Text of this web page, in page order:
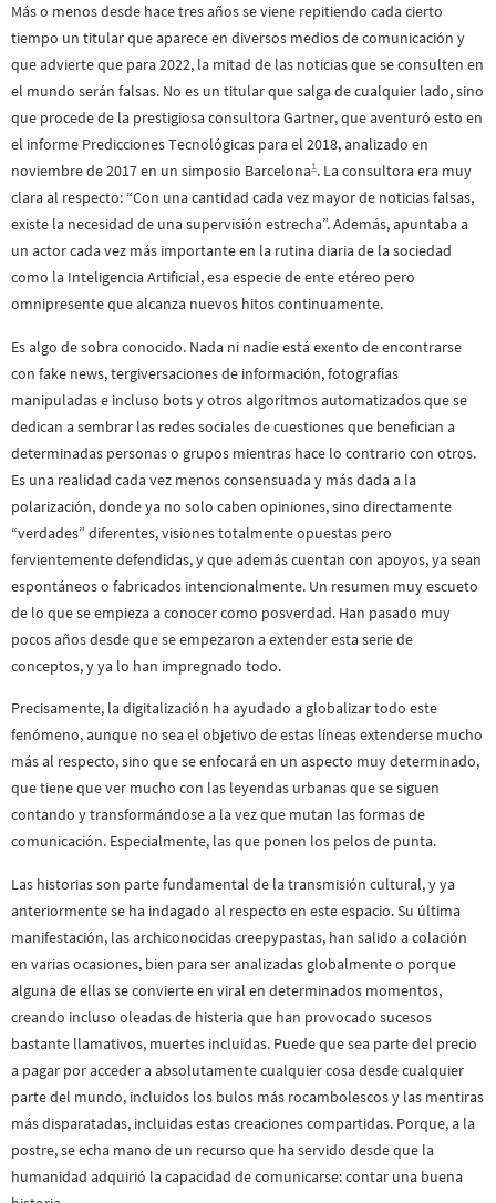
Más o menos desde hace tres años se viene repitiendo cada cierto
tiempo un titular que aparece en diversos medios de comunicación y
que advierte que para 2022, la mitad de las noticias que se consulten en
el mundo serán falsas. No es un titular que salga de cualquier lado, sino
que procede de la prestigiosa consultora Gartner, que aventuró esto en
el informe Predicciones Tecnológicas para el 2018, analizado en
noviembre de 2017 en un simposio Barcelona1. La consultora era muy
clara al respecto: “Con una cantidad cada vez mayor de noticias falsas,
existe la necesidad de una supervisión estrecha”. Además, apuntaba a
un actor cada vez más importante en la rutina diaria de la sociedad
como la Inteligencia Artificial, esa especie de ente etéreo pero
omnipresente que alcanza nuevos hitos continuamente.
Es algo de sobra conocido. Nada ni nadie está exento de encontrarse
con fake news, tergiversaciones de información, fotografías
manipuladas e incluso bots y otros algoritmos automatizados que se
dedican a sembrar las redes sociales de cuestiones que benefician a
determinadas personas o grupos mientras hace lo contrario con otros.
Es una realidad cada vez menos consensuada y más dada a la
polarización, donde ya no solo caben opiniones, sino directamente
“verdades” diferentes, visiones totalmente opuestas pero
fervientemente defendidas, y que además cuentan con apoyos, ya sean
espontáneos o fabricados intencionalmente. Un resumen muy escueto
de lo que se empieza a conocer como posverdad. Han pasado muy
pocos años desde que se empezaron a extender esta serie de
conceptos, y ya lo han impregnado todo.
Precisamente, la digitalización ha ayudado a globalizar todo este
fenómeno, aunque no sea el objetivo de estas líneas extenderse mucho
más al respecto, sino que se enfocará en un aspecto muy determinado,
que tiene que ver mucho con las leyendas urbanas que se siguen
contando y transformándose a la vez que mutan las formas de
comunicación. Especialmente, las que ponen los pelos de punta.
Las historias son parte fundamental de la transmisión cultural, y ya
anteriormente se ha indagado al respecto en este espacio. Su última
manifestación, las archiconocidas creepypastas, han salido a colación
en varias ocasiones, bien para ser analizadas globalmente o porque
alguna de ellas se convierte en viral en determinados momentos,
creando incluso oleadas de histeria que han provocado sucesos
bastante llamativos, muertes incluidas. Puede que sea parte del precio
a pagar por acceder a absolutamente cualquier cosa desde cualquier
parte del mundo, incluidos los bulos más rocambolescos y las mentiras
más disparatadas, incluidas estas creaciones compartidas. Porque, a la
postre, se echa mano de un recurso que ha servido desde que la
humanidad adquirió la capacidad de comunicarse: contar una buena